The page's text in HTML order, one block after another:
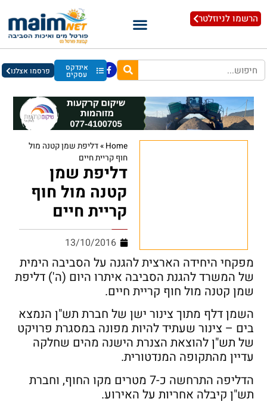
הרשמו לניוזלטר
אינדקס
עסקים פרסמו אצלנו
Home
»דליפת שמן קטנה מול
חוף קריית חיים
דליפת שמן
קטנה מול חוף
קריית חיים
13/10/2016
מפקחי היחידה הארצית להגנה על הסביבה הימית
של המשרד להגנת הסביבה איתרו היום (ה') דליפת
שמן קטנה מול חוף קריית חיים.
השמן דלף מתוך צינור ישן של חברת תש"ן הנמצא
בים – צינור שעתיד להיות מפונה במסגרת פרויקט
של תש"ן להוצאת הצנרת הישנה מהים שחלקה
עדיין מהתקופה המנדטורית.
הדליפה התרחשה כ-7 מטרים מקו החוף, וחברת
תש"ן קיבלה אחריות על האירוע.